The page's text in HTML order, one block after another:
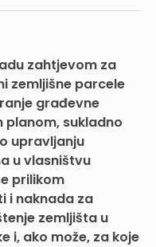
zahtjevom za
zemljišne parcele
građevne
sukladno
upravljanju
u vlasništvu
prilikom
i naknada za
zemljišta u
i, ako može, za koje